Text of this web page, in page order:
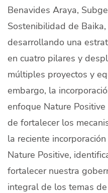
Benavides Araya,
Sostenibilidad de
desarrollando una
en cuatro pilares y
múltiples proyectos y
embargo, la
enfoque Nature Positive
de fortalecer los
la reciente
Nature Positive,
fortalecer nuestra
integral de los temas